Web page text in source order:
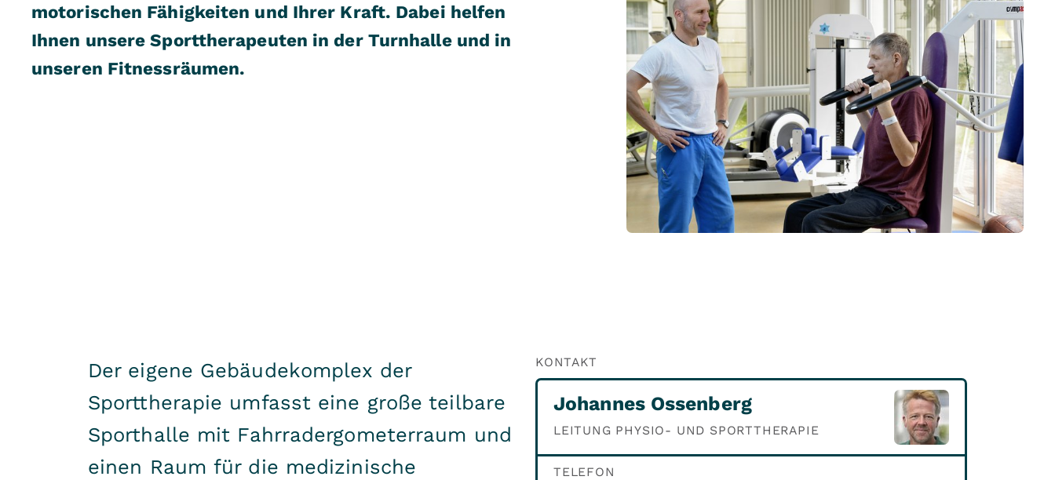
motorischen Fähigkeiten und Ihrer Kraft. Dabei helfen
Ihnen unsere Sporttherapeuten in der Turnhalle und in
unseren Fitnessräumen.
Der eigene Gebäudekomplex der
Sporttherapie umfasst eine große teilbare
Sporthalle mit Fahrradergometerraum und
einen Raum für die medizinische
KONTAKT
Johannes Ossenberg
LEITUNG PHYSIO- UND SPORTTHERAPIE
TELEFON